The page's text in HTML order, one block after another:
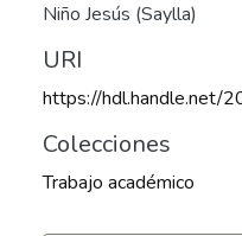
Niño Jesús (Saylla)
URI
https://hdl.handle.net/
Colecciones
Trabajo académico